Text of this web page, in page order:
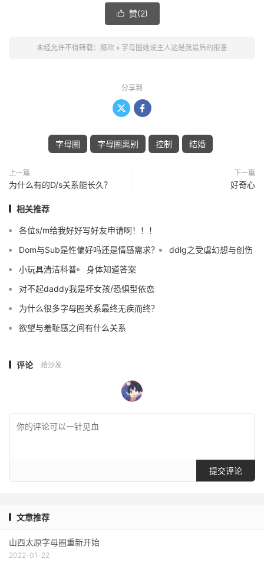
 赞(2)
未经允许不得转载： 瘾欢 » 字母圈她说主人这是我最后的报备
分享到
 
字母圈 字母圈离别 控制 结婚
上一篇
为什么有的D/s关系能长久？
下一篇
好奇心
相关推荐
各位s/m给我好好写好友申请啊！！！
Dom与Sub是性偏好吗还是情感需求？
ddlg之受虐幻想与创伤
小玩具清洁科普
身体知道答案
对不起daddy我是坏女孩/恐惧型依恋
为什么很多字母圈关系最终无疾而终？
欲望与羞耻感之间有什么关系
评论 抢沙发
提交评论
文章推荐
山西太原字母圈重新开始
2022-01-22